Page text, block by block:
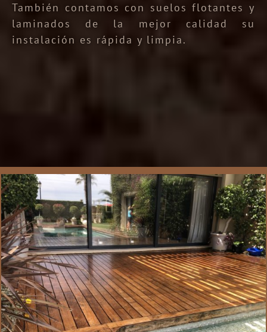
También contamos con suelos flotantes y
laminados de la mejor calidad su
instalación es rápida y limpia.